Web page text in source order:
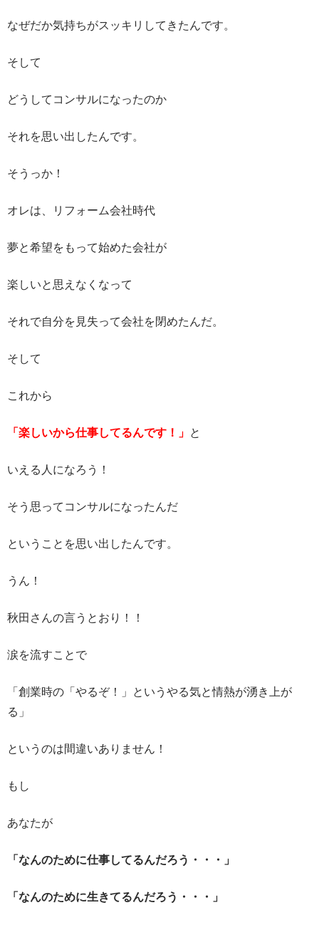
なぜだか気持ちがスッキリしてきたんです。
そして
どうしてコンサルになったのか
それを思い出したんです。
そうっか！
オレは、リフォーム会社時代
夢と希望をもって始めた会社が
楽しいと思えなくなって
それで自分を見失って会社を閉めたんだ。
そして
これから
「楽しいから仕事してるんです！」 と
いえる人になろう！
そう思ってコンサルになったんだ
ということを思い出したんです。
うん！
秋田さんの言うとおり！！
涙を流すことで
「創業時の「やるぞ！」というやる気と情熱が湧き上が
る」
というのは間違いありません！
もし
あなたが
「なんのために仕事してるんだろう・・・」
「なんのために生きてるんだろう・・・」